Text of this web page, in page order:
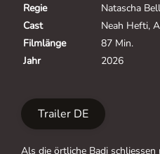
Regie
Natascha
Cast
Neah Hefti,
Filmlänge
87 Min.
Jahr
2026
Trailer DE
Als die örtliche Badi